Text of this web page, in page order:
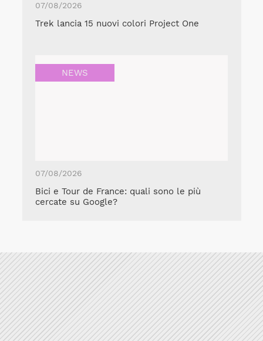
07/08/2026
Trek lancia 15 nuovi colori Project One
NEWS
07/08/2026
Bici e Tour de France: quali sono le più
cercate su Google?